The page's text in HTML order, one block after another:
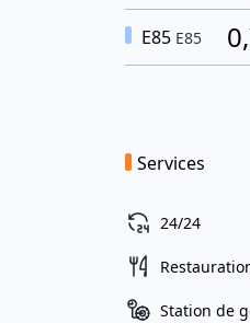
E85 E85
Services
24/24
Station de